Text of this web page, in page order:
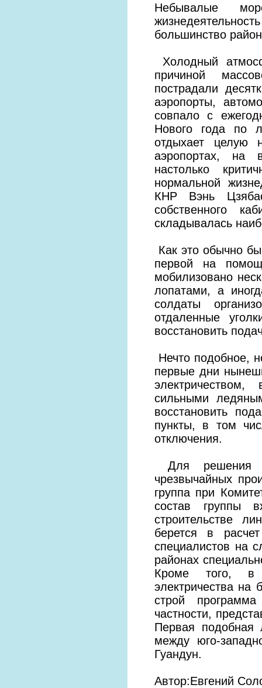
Небывалые
большинство
Холодный
причиной
пострадали
аэропорты,
совпало с
Нового года по
отдыхает целую
аэропортах, на
настолько
нормальной
КНР Вэнь
собственного
складывалась
Как это обычно
первой на
мобилизовано
лопатами, а
солдаты
отдаленные
восстановить
Нечто подобное,
первые дни
сильными
восстановить
пункты, в том
отключения.
Для решения
чрезвычайных
группа при
состав группы
строительстве
берется в
специалистов на
районах
Кроме того, в
электричества на
строй
частности,
Первая
между юго-
Гуандун.
Автор:Евгений